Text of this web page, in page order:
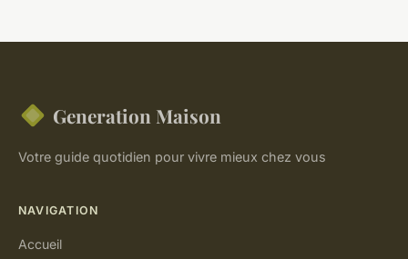
Generation Maison
Votre guide quotidien pour vivre mieux chez vous
NAVIGATION
Accueil